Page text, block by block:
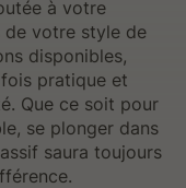
à votre
de votre style de
disponibles,
pratique et
Que ce soit pour
se plonger dans
saura toujours